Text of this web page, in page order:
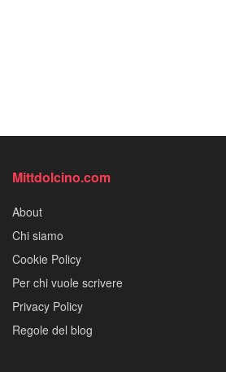
Mittdolcino.com
About
Chi siamo
Cookie Policy
Per chi vuole scrivere
Privacy Policy
Regole del blog